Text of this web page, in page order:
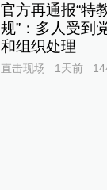
官方再通报“特
规”：多人受到
和组织处理
直击现场 1天前